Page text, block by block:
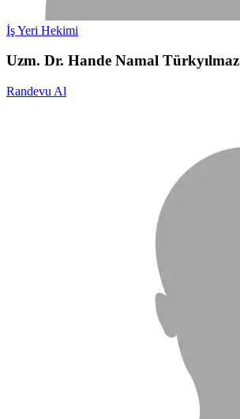
İş Yeri Hekimi
Uzm. Dr. Hande Namal Türkyılmaz
Randevu Al